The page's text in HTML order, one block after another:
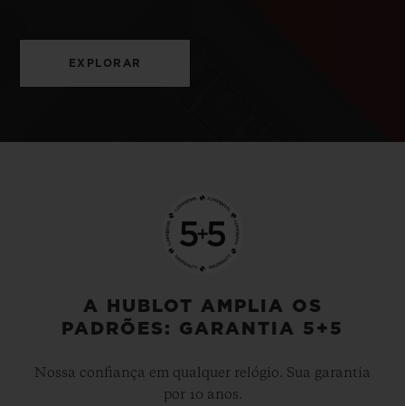
EXPLORAR
A HUBLOT AMPLIA OS
PADRÕES: GARANTIA 5+5
Nossa confiança em qualquer relógio. Sua garantia
por 10 anos.